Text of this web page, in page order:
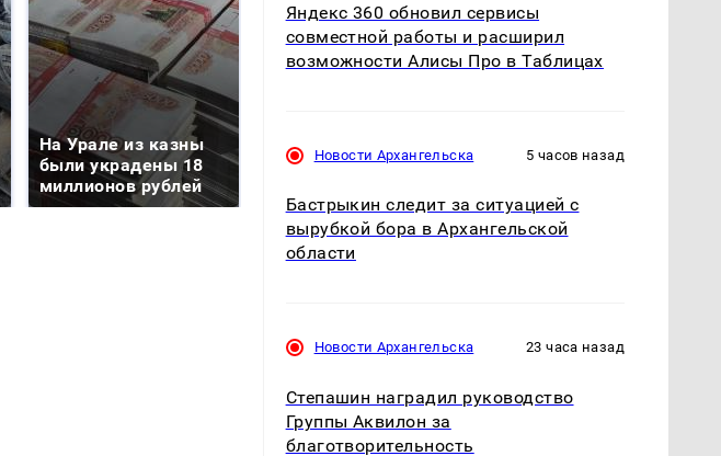
На Урале из казны
были украдены 18
миллионов рублей
Не ешьте эту
готовую еду из
жестокое убийство
Яндекс 360 обновил сервисы
совместной работы и расширил
возможности Алисы Про в Таблицах
Новости Архангельска 5 часов назад
Бастрыкин следит за ситуацией с
вырубкой бора в Архангельской
области
Новости Архангельска 23 часа назад
Степашин наградил руководство
Группы Аквилон за
благотворительность